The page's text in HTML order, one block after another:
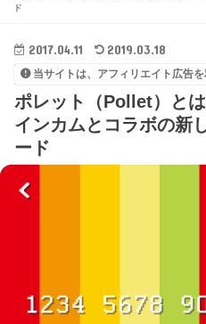
ド
2017.04.11 2019.03.18
当サイトは、アフィリエイト広告
ポレット（Pollet）と
インカムとコラボの新
ード